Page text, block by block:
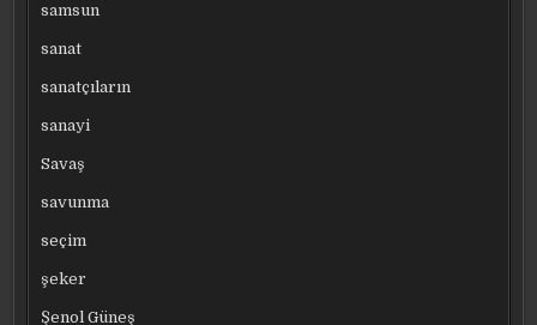
samsun
sanat
sanatçıların
sanayi
Savaş
savunma
seçim
şeker
Şenol Güneş